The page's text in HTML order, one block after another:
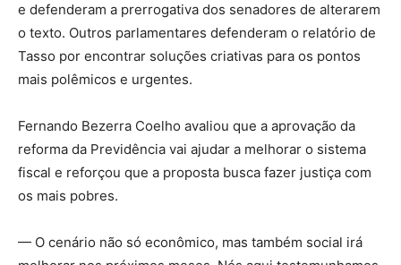
e defenderam a prerrogativa dos senadores de alterarem
o texto. Outros parlamentares defenderam o relatório de
Tasso por encontrar soluções criativas para os pontos
mais polêmicos e urgentes.
Fernando Bezerra Coelho avaliou que a aprovação da
reforma da Previdência vai ajudar a melhorar o sistema
fiscal e reforçou que a proposta busca fazer justiça com
os mais pobres.
— O cenário não só econômico, mas também social irá